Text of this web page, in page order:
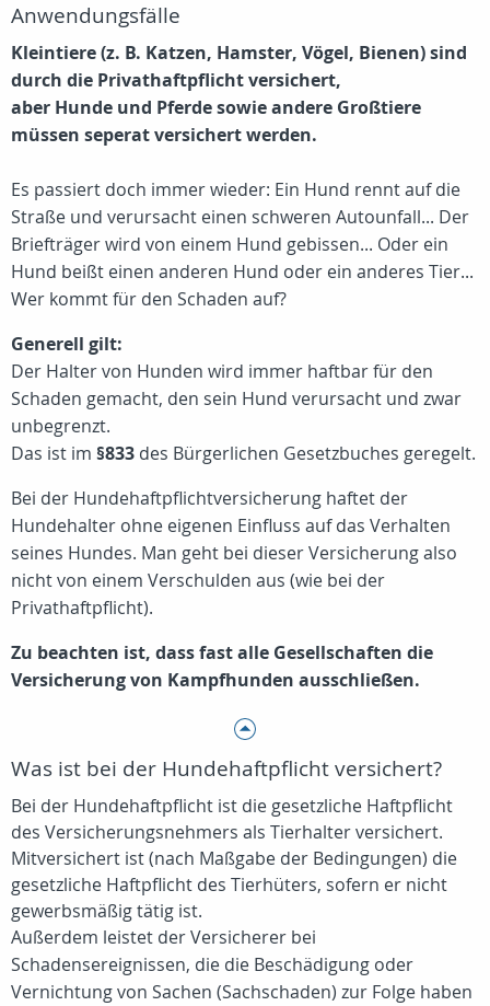
Anwendungsfälle
Kleintiere (z. B. Katzen, Hamster, Vögel, Bienen) sind
durch die Privathaftpflicht versichert,
aber Hunde und Pferde sowie andere Großtiere
müssen seperat versichert werden.
Es passiert doch immer wieder: Ein Hund rennt auf die
Straße und verursacht einen schweren Autounfall... Der
Briefträger wird von einem Hund gebissen... Oder ein
Hund beißt einen anderen Hund oder ein anderes Tier...
Wer kommt für den Schaden auf?
Generell gilt:
Der Halter von Hunden wird immer haftbar für den
Schaden gemacht, den sein Hund verursacht und zwar
unbegrenzt.
Das ist im §833 des Bürgerlichen Gesetzbuches geregelt.
Bei der Hundehaftpflichtversicherung haftet der
Hundehalter ohne eigenen Einfluss auf das Verhalten
seines Hundes. Man geht bei dieser Versicherung also
nicht von einem Verschulden aus (wie bei der
Privathaftpflicht).
Zu beachten ist, dass fast alle Gesellschaften die
Versicherung von Kampfhunden ausschließen.
Was ist bei der Hundehaftpflicht versichert?
Bei der Hundehaftpflicht ist die gesetzliche Haftpflicht
des Versicherungsnehmers als Tierhalter versichert.
Mitversichert ist (nach Maßgabe der Bedingungen) die
gesetzliche Haftpflicht des Tierhüters, sofern er nicht
gewerbsmäßig tätig ist.
Außerdem leistet der Versicherer bei
Schadensereignissen, die die Beschädigung oder
Vernichtung von Sachen (Sachschaden) zur Folge haben